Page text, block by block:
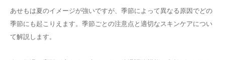
あせもは夏のイメージが強いですが、季節によって異なる原因でどの
季節にも起こりえます。季節ごとの注意点と適切なスキンケアについ
て解説します。